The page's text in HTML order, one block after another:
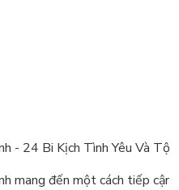
- 24 Bi Kịch Tình Yêu Và Tội
mang đến một cách tiếp